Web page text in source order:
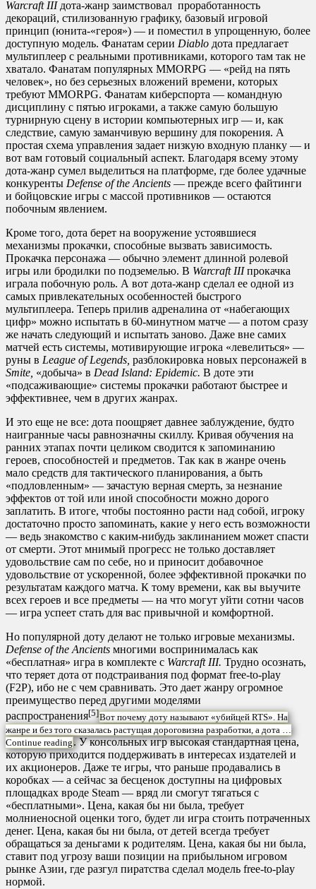
Warcraft IIIдота-жанр заимствовал проработанность
декораций, стилизованную графику, базовый игровой
принцип (юнита-«героя») — и поместил в упрощенную, более
доступную модель. Фанатам серии Diablo дота предлагает
мультиплеер с реальными противниками, которого там так не
хватало. Фанатам популярных MMORPG — «рейд на пять
человек», но без серьезных вложений времени, которых
требуют MMORPG. Фанатам киберспорта — командную
дисциплину с пятью игроками, а также самую большую
турнирную сцену в истории компьютерных игр — и, как
следствие, самую заманчивую вершину для покорения. А
простая схема управления задает низкую входную планку — и
вот вам готовый социальный аспект. Благодаря всему этому
дота-жанр сумел выделиться на платформе, где более удачные
конкуренты Defense of the Ancients — прежде всего файтинги
и бойцовские игры с массой противников — остаются
побочным явлением.
Кроме того, дота берет на вооружение устоявшиеся
механизмы прокачки, способные вызвать зависимость.
Прокачка персонажа — обычно элемент длинной ролевой
игры или бродилки по подземелью. В Warcraft IIIпрокачка
играла побочную роль. А вот дота-жанр сделал ее одной из
самых привлекательных особенностей быстрого
мультиплеера. Теперь прилив адреналина от «набегающих
цифр» можно испытать в 60-минутном матче — а потом сразу
же начать следующий и испытать заново. Даже вне самих
матчей есть системы, мотивирующие игрока «левелиться» —
руны в League of Legends, разблокировка новых персонажей в
Smite, «добыча» в Dead Island: Epidemic. В доте эти
«подсаживающие» системы прокачки работают быстрее и
эффективнее, чем в других жанрах.
И это еще не все: дота поощряет давнее заблуждение, будто
наигранные часы равнозначны скиллу. Кривая обучения на
ранних этапах почти целиком сводится к запоминанию
героев, способностей и предметов. Так как в жанре очень
мало средств для тактического планирования, а быть
«подловленным» — зачастую верная смерть, за незнание
эффектов от той или иной способности можно дорого
заплатить. В итоге, чтобы постоянно расти над собой, игроку
достаточно просто запоминать, какие у него есть возможности
— ведь знакомство с каким-нибудь заклинанием может спасти
от смерти. Этот мнимый прогресс не только доставляет
удовольствие сам по себе, но и приносит добавочное
удовольствие от ускоренной, более эффективной прокачки по
результатам каждого матча. К тому времени, как вы выучите
всех героев и все предметы — на что могут уйти сотни часов
— игра успеет стать для вас привычной и комфортной.
Но популярной доту делают не только игровые механизмы.
Defense of the Ancients многими воспринималась как
«бесплатная» игра в комплекте с Warcraft III. Трудно осознать,
что теряет дота от подстраивания под формат free-to-play
(F2P), ибо не с чем сравнивать. Это дает жанру огромное
преимущество перед другими моделями
распространения[5]Вот почему доту называют «убийцей RTS». На
жанре и без того сказалась растущая дороговизна разработки, а дота …
Continue reading . У консольных игр высокая стандартная цена,
которую приходится поддерживать в интересах издателей и
их акционеров. Даже те игры, что раньше продавались в
коробках — а сейчас за бесценок доступны на цифровых
площадках вроде Steam — вряд ли смогут тягаться с
«бесплатными». Цена, какая бы ни была, требует
молниеносной оценки того, будет ли игра стоить потраченных
денег. Цена, какая бы ни была, от детей всегда требует
обращаться за деньгами к родителям. Цена, какая бы ни была,
ставит под угрозу ваши позиции на прибыльном игровом
рынке Азии, где разгул пиратства сделал модель free-to-play
нормой.